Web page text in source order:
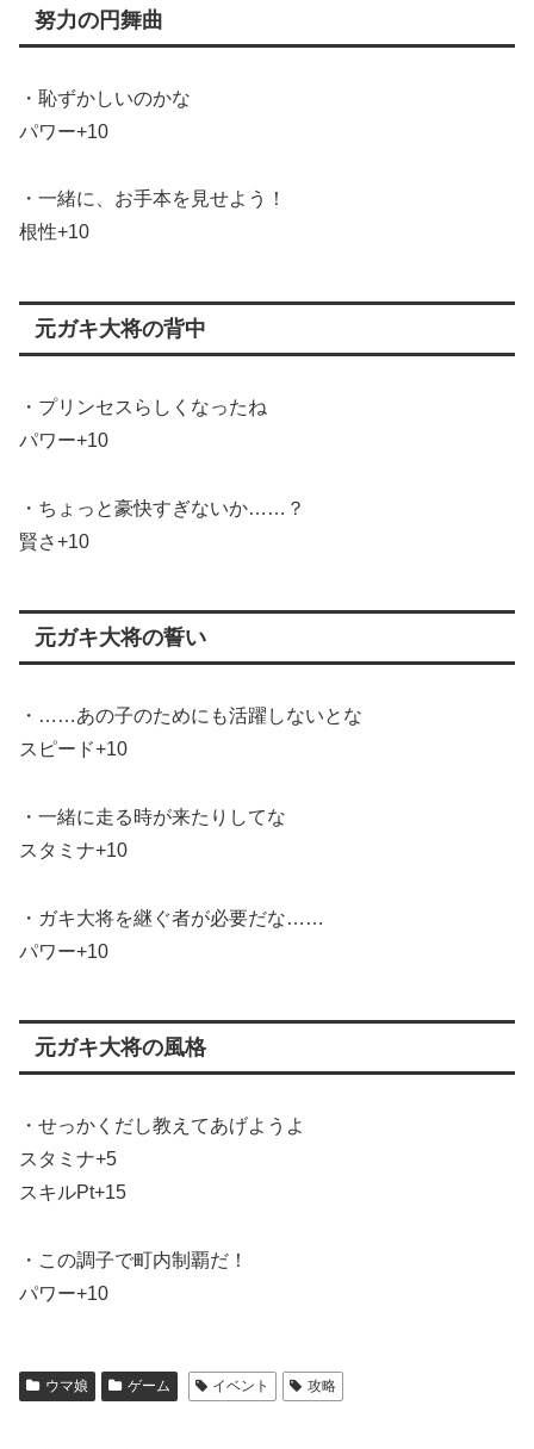
努力の円舞曲
・恥ずかしいのかな
パワー+10
・一緒に、お手本を見せよう！
根性+10
元ガキ大将の背中
・プリンセスらしくなったね
パワー+10
・ちょっと豪快すぎないか……？
賢さ+10
元ガキ大将の誓い
・……あの子のためにも活躍しないとな
スピード+10
・一緒に走る時が来たりしてな
スタミナ+10
・ガキ大将を継ぐ者が必要だな……
パワー+10
元ガキ大将の風格
・せっかくだし教えてあげようよ
スタミナ+5
スキルPt+15
・この調子で町内制覇だ！
パワー+10
ウマ娘 ゲーム イベント 攻略